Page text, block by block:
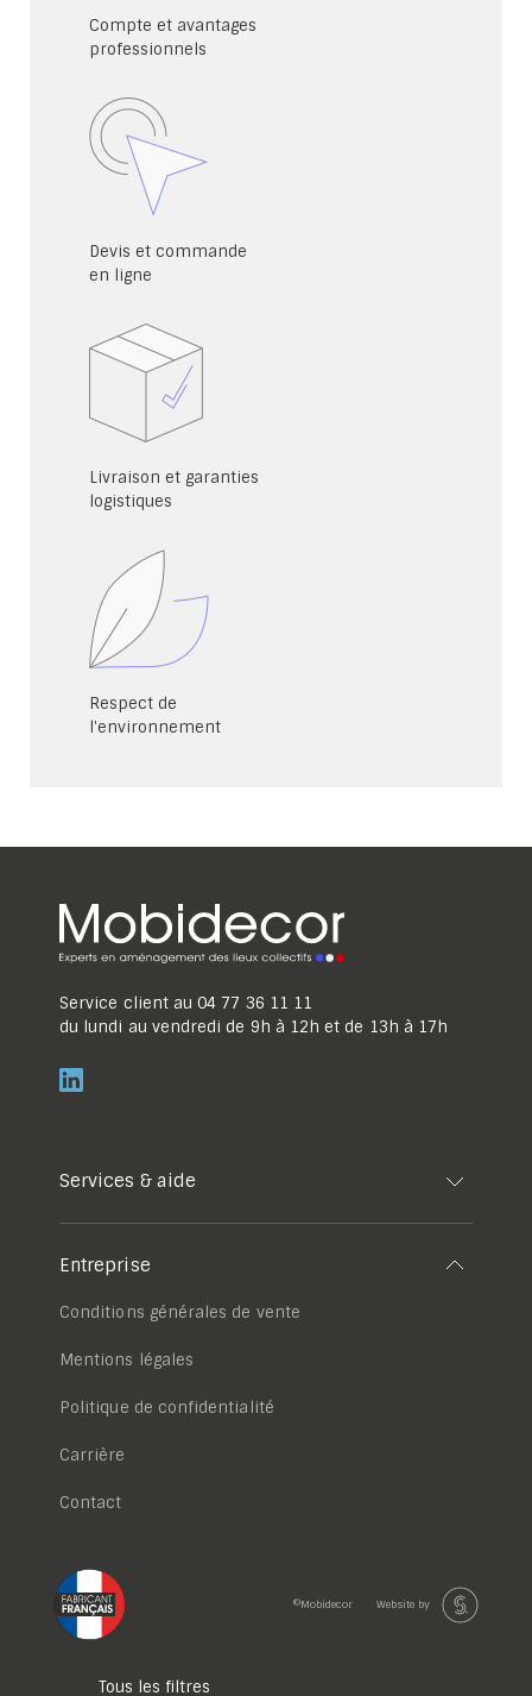
Tous les filtres
Compte et avantages
professionnels
Devis et commande
en ligne
Livraison et garanties
logistiques
Respect de
l'environnement
Service client au 04 77 36 11 11
du lundi au vendredi de 9h à 12h et de 13h à 17h
Services & aide
Entreprise
Conditions générales de vente
Mentions légales
Politique de confidentialité
Carrière
Contact
©Mobidecor Website by